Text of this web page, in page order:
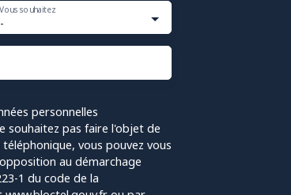
-
Vous souhaitez
personnelles
souhaitez pas faire l'objet de
vous pouvez vous
au démarchage
1 du code de la